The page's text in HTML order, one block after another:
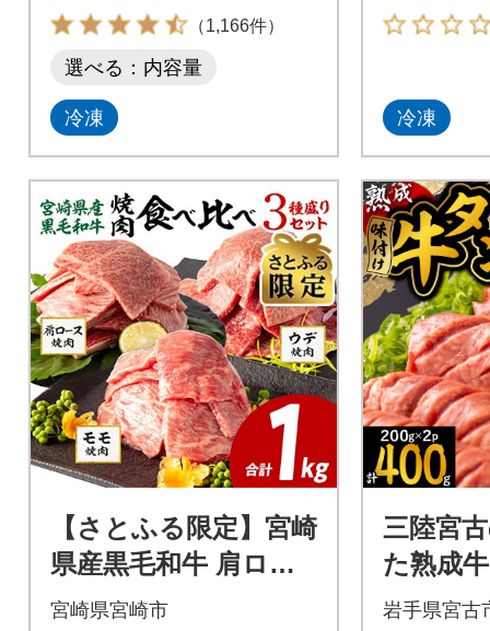
（1,166件）
選べる：内容量
冷凍 冷凍
【さとふる限定】宮崎
県産黒毛和牛 肩ロー
ス・ウデ・モモ 焼肉
宮崎県宮崎市
三陸宮
た熟成
ス味付
岩手県宮古